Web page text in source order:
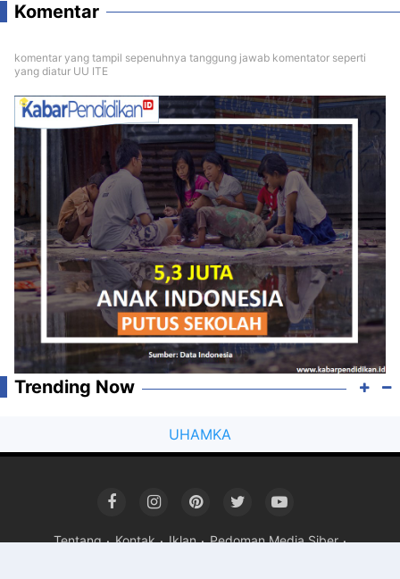
Komentar
komentar yang tampil sepenuhnya tanggung jawab komentator seperti
yang diatur UU ITE
Trending Now
UHAMKA
Tentang Kontak Iklan Pedoman Media Siber